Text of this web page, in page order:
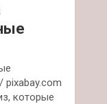
pixabay.com
которые